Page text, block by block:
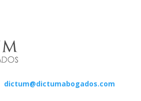
dictum@dictumabogados.com